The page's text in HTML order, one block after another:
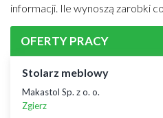
informacji. Ile wynoszą zarobki
OFERTY PRACY
Stolarz meblowy
Makastol Sp. z o. o.
Zgierz